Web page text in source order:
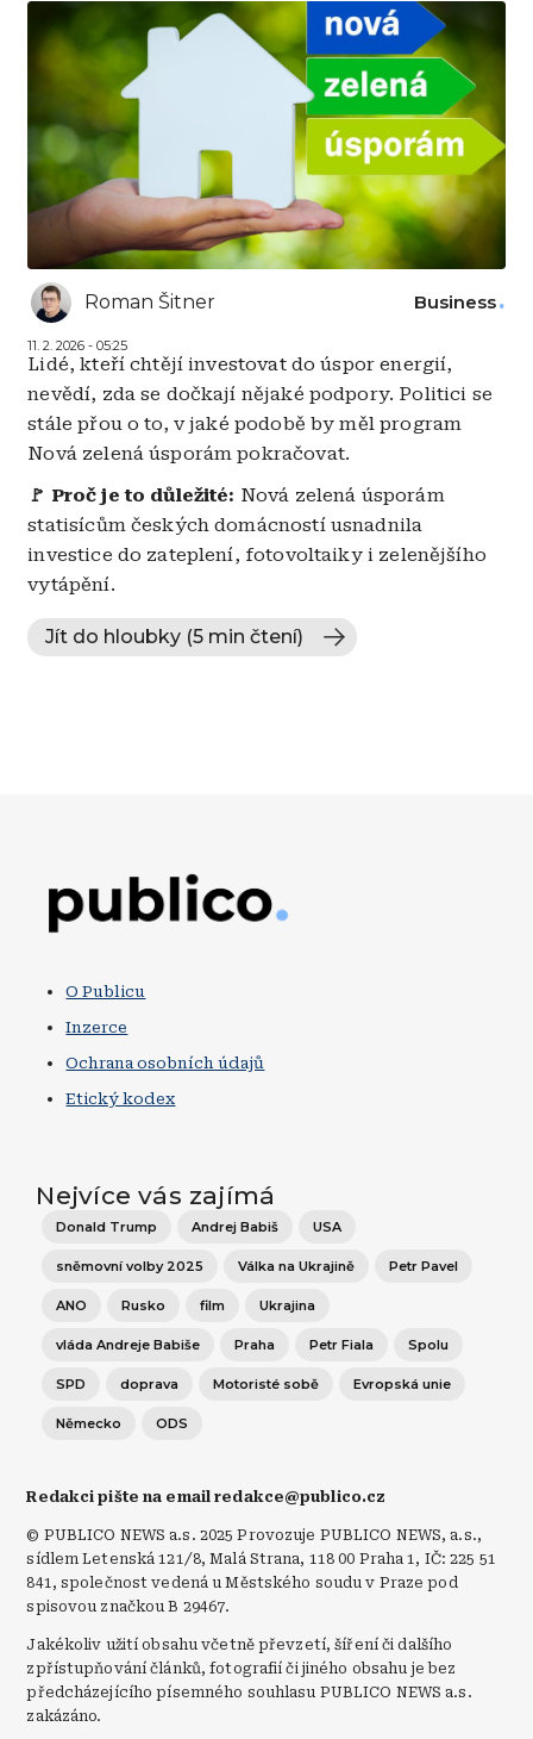
Roman Šitner
11. 2. 2026 - 05:25
Business
Lidé, kteří chtějí investovat do úspor energií,
nevědí, zda se dočkají nějaké podpory. Politici se
stále přou o to, v jaké podobě by měl program
Nová zelená úsporám pokračovat.
🚩 Proč je to důležité: Nová zelená úsporám
statisícům českých domácností usnadnila
investice do zateplení, fotovoltaiky i zelenějšího
vytápění.
Jít do hloubky (5 min čtení)
O Publicu
Inzerce
Ochrana osobních údajů
Etický kodex
Nejvíce vás zajímá
Donald Trump Andrej Babiš USA
sněmovní volby 2025 Válka na Ukrajině Petr Pavel
ANO Rusko film Ukrajina
vláda Andreje Babiše Praha Petr Fiala Spolu
SPD doprava Motoristé sobě Evropská unie
Německo ODS
Redakci pište na email redakce@publico.cz
© PUBLICO NEWS a.s. 2025 Provozuje PUBLICO NEWS, a.s.,
sídlem Letenská 121/8, Malá Strana, 118 00 Praha 1, IČ: 225 51
841, společnost vedená u Městského soudu v Praze pod
spisovou značkou B 29467.
Jakékoliv užití obsahu včetně převzetí, šíření či dalšího
zpřístupňování článků, fotografií či jiného obsahu je bez
předcházejícího písemného souhlasu PUBLICO NEWS a.s.
zakázáno.